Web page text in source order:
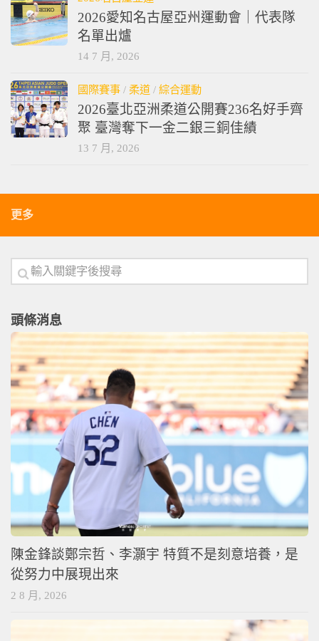
2026愛知名古屋亞州運動會｜代表隊
名單出爐
14 7 月, 2026
國際賽事 / 柔道 / 綜合運動
2026臺北亞洲柔道公開賽236名好手齊
聚 臺灣奪下一金二銀三銅佳績
13 7 月, 2026
更多
頭條消息
陳金鋒談鄭宗哲、李灝宇 特質不是刻意培養，是
從努力中展現出來
2 8 月, 2026